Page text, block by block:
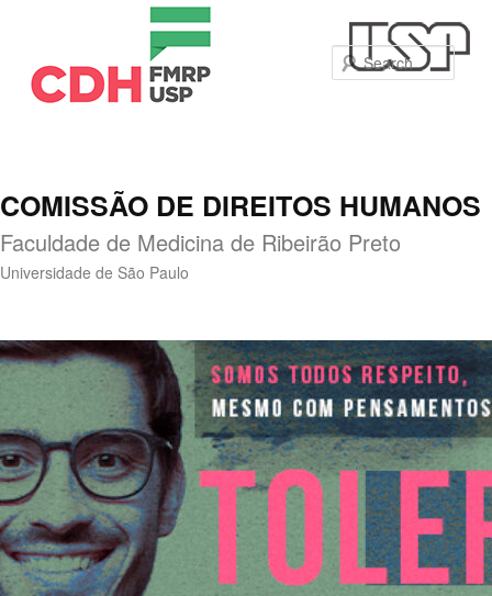
COMISSÃO DE DIREITOS HUMANOS
Faculdade de Medicina de Ribeirão Preto
Universidade de São Paulo